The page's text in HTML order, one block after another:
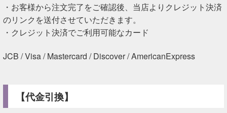
・お客様から注文完了をご確認後、当店よりクレジット決済
のリンクを送付させていただきます。
・クレジット決済でご利用可能なカード
JCB / Visa / Mastercard / Discover / AmericanExpress
【代金引換】